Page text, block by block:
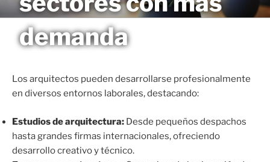
Saltar
al
contenido
MAGNETO
demanda
Los arquitectos pueden desarrollarse profesionalmente
en diversos entornos laborales, destacando:
Estudios de arquitectura:Desde pequeños despachos
hasta grandes firmas internacionales, ofreciendo
desarrollo creativo y técnico.